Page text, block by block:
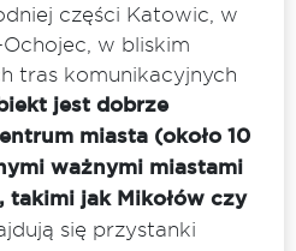
części Katowic, w
w bliskim
tras komunikacyjnych
jest dobrze
miasta (około 10
ważnymi miastami
takimi jak Mikołów czy
się przystanki